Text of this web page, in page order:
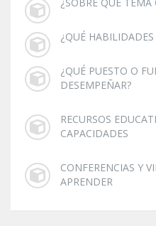
¿QUÉ HABILIDADES
¿QUÉ PUESTO O
DESEMPEÑAR?
RECURSOS
CAPACIDADES
CONFERENCIAS Y
APRENDER